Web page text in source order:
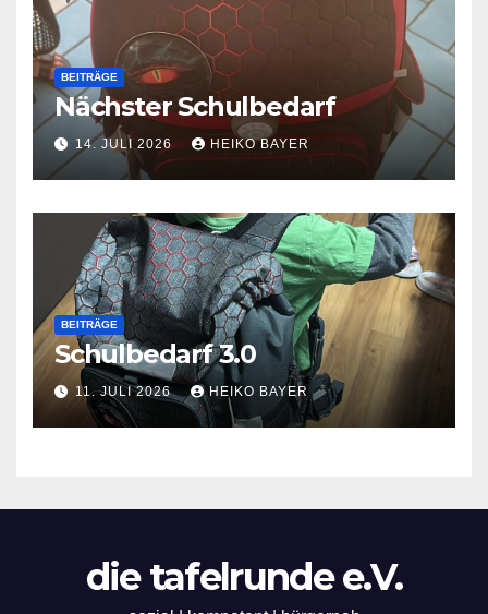
BEITRÄGE
Nächster Schulbedarf
14. JULI 2026 HEIKO BAYER
BEITRÄGE
Schulbedarf 3.0
11. JULI 2026 HEIKO BAYER
die tafelrunde e.V.